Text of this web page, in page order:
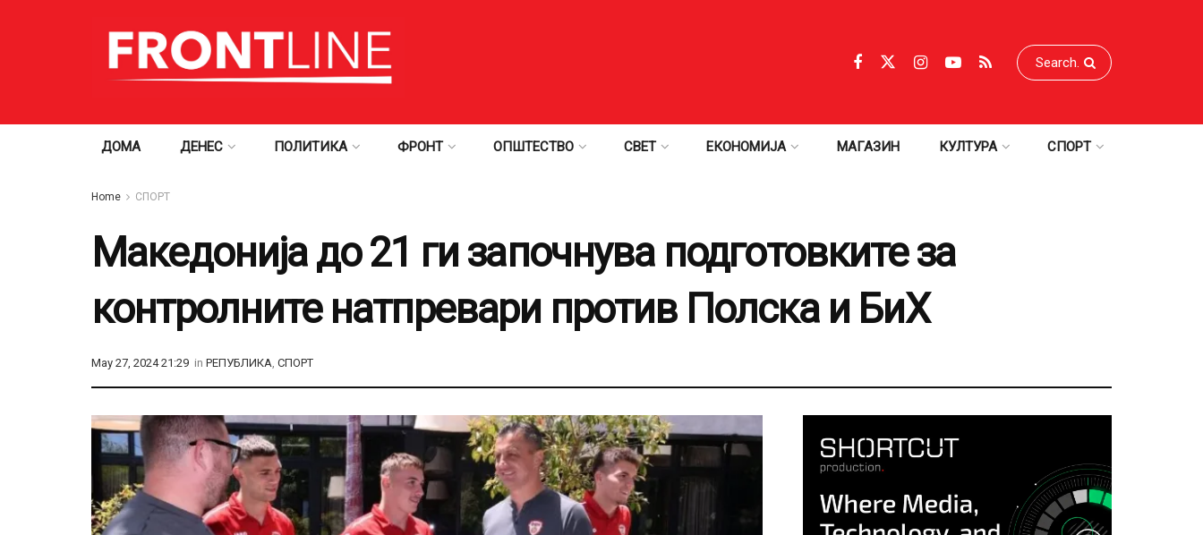
ДОМА ДЕНЕС ПОЛИТИКА ФРОНТ ОПШТЕСТВО СВЕТ ЕКОНОМИЈА МАГАЗИН КУЛТУРА СПОРТ
Home СПОРТ
Македонија до 21 ги започнува подготовките за
контролните натпревари против Полска и БиХ
May 27, 2024 21:29 in РЕПУБЛИКА, СПОРТ